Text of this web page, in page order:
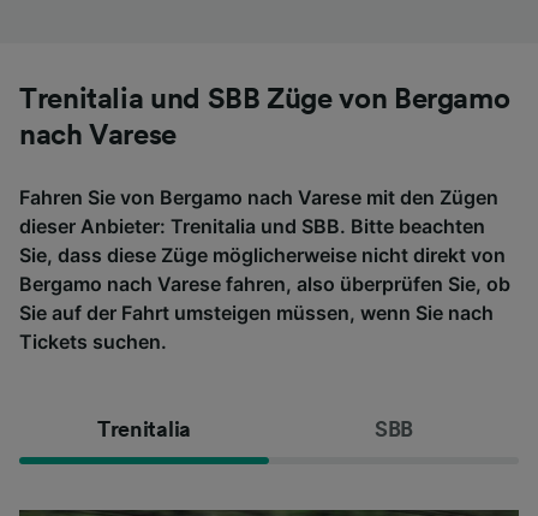
Trenitalia und SBB Züge von Bergamo
nach Varese
Fahren Sie von Bergamo nach Varese mit den Zügen
dieser Anbieter: Trenitalia und SBB. Bitte beachten
Sie, dass diese Züge möglicherweise nicht direkt von
Bergamo nach Varese fahren, also überprüfen Sie, ob
Sie auf der Fahrt umsteigen müssen, wenn Sie nach
Tickets suchen.
Trenitalia SBB